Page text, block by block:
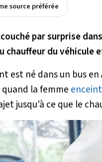
source préférée
par surprise
chauffeur du véhicule
est né dans un bus en
la femme
jusqu’à ce que le